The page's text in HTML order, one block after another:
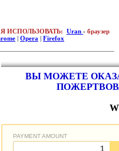
ИСПОЛЬЗОВАТЬ: Uran - браузер
| Opera | Firefox
ВЫ МОЖЕТЕ